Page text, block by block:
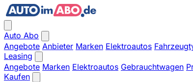
Auto Abo
Angebote Anbieter Marken Elektroautos
Leasing
Angebote Marken Elektroautos Gebrauchtwagen
Kaufen